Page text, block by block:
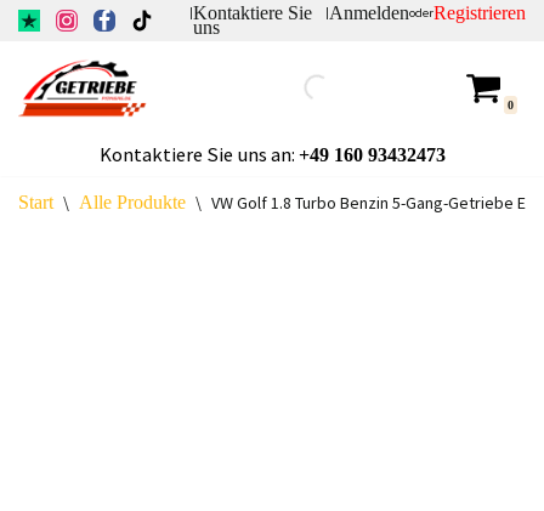
Inhalt
springen
|Kontaktiere Sie
uns
|AnmeldenoderRegistrieren
0
Kontaktiere Sie uns an: +49160 93432473
Start \ Alle Produkte \ VW Golf 1.8 Turbo Benzin 5-Gang-Getriebe EHA